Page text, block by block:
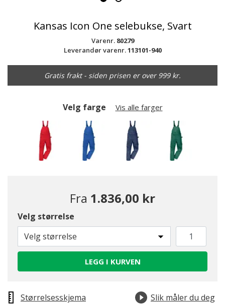
Kansas Icon One selebukse, Svart
Varenr. 80279
Leverandør varenr.113101-940
Gratis frakt - siden prisen er over 999 kr.
Velg farge Vis alle farger
valgte
Fra 1.836,00 kr
Velg størrelse
Velg størrelse
LEGG I KURVEN
Størrelsesskjema
Slik måler du deg